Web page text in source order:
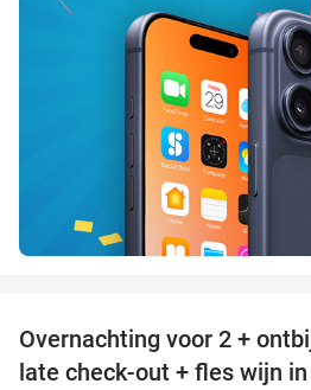
Overnachting voor 2 +
late check-out + fles wijn